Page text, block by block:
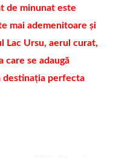
de minunat este
mai ademenitoare și
Lac Ursu, aerul curat,
care se adaugă
destinația perfecta